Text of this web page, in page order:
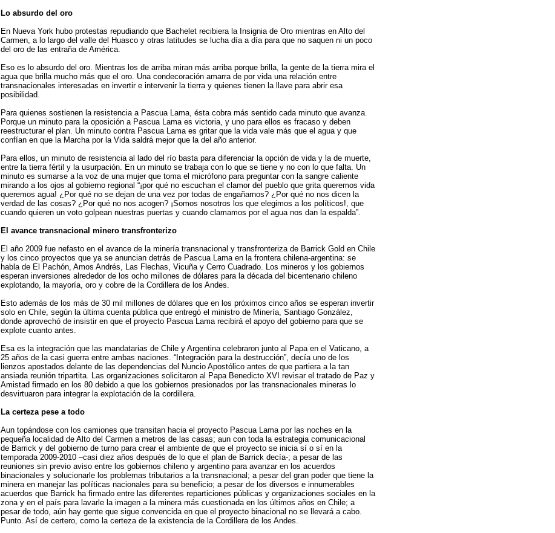
Lo absurdo del oro
En Nueva York hubo protestas repudiando que Bachelet recibiera la Insignia de Oro mientras en Alto del
Carmen, a lo largo del valle del Huasco y otras latitudes se lucha día a día para que no saquen ni un poco
del oro de las entraña de América.
Eso es lo absurdo del oro. Mientras los de arriba miran más arriba porque brilla, la gente de la tierra mira el
agua que brilla mucho más que el oro. Una condecoración amarra de por vida una relación entre
transnacionales interesadas en invertir e intervenir la tierra y quienes tienen la llave para abrir esa
posibilidad.
Para quienes sostienen la resistencia a Pascua Lama, ésta cobra más sentido cada minuto que avanza.
Porque un minuto para la oposición a Pascua Lama es victoria, y uno para ellos es fracaso y deben
reestructurar el plan. Un minuto contra Pascua Lama es gritar que la vida vale más que el agua y que
confían en que la Marcha por la Vida saldrá mejor que la del año anterior.
Para ellos, un minuto de resistencia al lado del río basta para diferenciar la opción de vida y la de muerte,
entre la tierra fértil y la usurpación. En un minuto se trabaja con lo que se tiene y no con lo que falta. Un
minuto es sumarse a la voz de una mujer que toma el micrófono para preguntar con la sangre caliente
mirando a los ojos al gobierno regional “¡por qué no escuchan el clamor del pueblo que grita queremos vida
queremos agua! ¿Por qué no se dejan de una vez por todas de engañarnos? ¿Por qué no nos dicen la
verdad de las cosas? ¿Por qué no nos acogen? ¡Somos nosotros los que elegimos a los políticos!, que
cuando quieren un voto golpean nuestras puertas y cuando clamamos por el agua nos dan la espalda”.
El avance transnacional minero transfronterizo
El año 2009 fue nefasto en el avance de la minería transnacional y transfronteriza de Barrick Gold en Chile
y los cinco proyectos que ya se anuncian detrás de Pascua Lama en la frontera chilena-argentina: se
habla de El Pachón, Amos Andrés, Las Flechas, Vicuña y Cerro Cuadrado. Los mineros y los gobiernos
esperan inversiones alrededor de los ocho millones de dólares para la década del bicentenario chileno
explotando, la mayoría, oro y cobre de la Cordillera de los Andes.
Esto además de los más de 30 mil millones de dólares que en los próximos cinco años se esperan invertir
solo en Chile, según la última cuenta pública que entregó el ministro de Minería, Santiago González,
donde aprovechó de insistir en que el proyecto Pascua Lama recibirá el apoyo del gobierno para que se
explote cuanto antes.
Esa es la integración que las mandatarias de Chile y Argentina celebraron junto al Papa en el Vaticano, a
25 años de la casi guerra entre ambas naciones. “Integración para la destrucción”, decía uno de los
lienzos apostados delante de las dependencias del Nuncio Apostólico antes de que partiera a la tan
ansiada reunión tripartita. Las organizaciones solicitaron al Papa Benedicto XVI revisar el tratado de Paz y
Amistad firmado en los 80 debido a que los gobiernos presionados por las transnacionales mineras lo
desvirtuaron para integrar la explotación de la cordillera.
La certeza pese a todo
Aun topándose con los camiones que transitan hacia el proyecto Pascua Lama por las noches en la
pequeña localidad de Alto del Carmen a metros de las casas; aun con toda la estrategia comunicacional
de Barrick y del gobierno de turno para crear el ambiente de que el proyecto se inicia sí o sí en la
temporada 2009-2010 –casi diez años después de lo que el plan de Barrick decía-; a pesar de las
reuniones sin previo aviso entre los gobiernos chileno y argentino para avanzar en los acuerdos
binacionales y solucionarle los problemas tributarios a la transnacional; a pesar del gran poder que tiene la
minera en manejar las políticas nacionales para su beneficio; a pesar de los diversos e innumerables
acuerdos que Barrick ha firmado entre las diferentes reparticiones públicas y organizaciones sociales en la
zona y en el país para lavarle la imagen a la minera más cuestionada en los últimos años en Chile; a
pesar de todo, aún hay gente que sigue convencida en que el proyecto binacional no se llevará a cabo.
Punto. Así de certero, como la certeza de la existencia de la Cordillera de los Andes.